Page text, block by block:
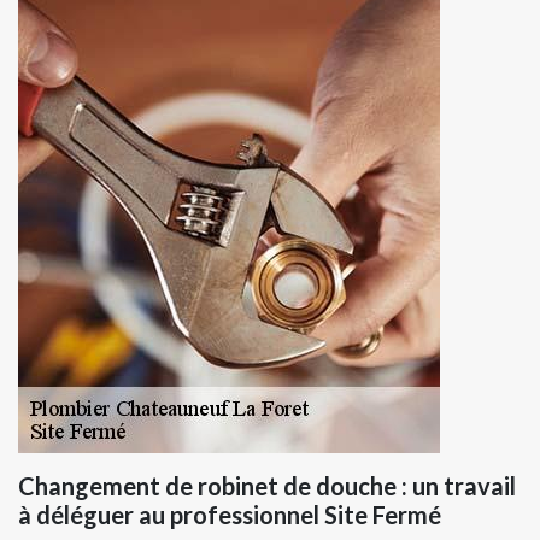
Changement de robinet de douche : un travail
à déléguer au professionnel Site Fermé